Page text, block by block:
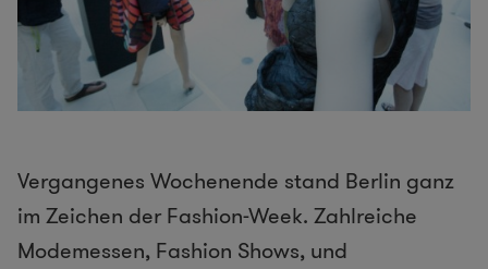
Vergangenes Wochenende stand Berlin ganz
im Zeichen der Fashion-Week. Zahlreiche
Modemessen, Fashion Shows, und